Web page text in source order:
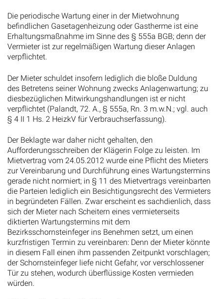
Die periodische Wartung einer in der Mietwohnung
befindlichen Gasetagenheizung oder Gastherme ist eine
Erhaltungsmaßnahme im Sinne des § 555a BGB; denn der
Vermieter ist zur regelmäßigen Wartung dieser Anlagen
verpflichtet.
Der Mieter schuldet insofern lediglich die bloße Duldung
des Betretens seiner Wohnung zwecks Anlagenwartung; zu
diesbezüglichen Mitwirkungshandlungen ist er nicht
verpflichtet (Palandt, 72. A., § 555a, Rn. 3 m.w.N.; vgl. auch
§ 4 II 1 Hs. 2 HeizkV für Verbrauchserfassung).
Der Beklagte war daher nicht gehalten, den
Aufforderungsschreiben der Klägerin Folge zu leisten. Im
Mietvertrag vom 24.05.2012 wurde eine Pflicht des Mieters
zur Vereinbarung und Durchführung eines Wartungstermins
gerade nicht normiert; in § 11 des Mietvertrags vereinbarten
die Parteien lediglich ein Besichtigungsrecht des Vermieters
in begründeten Fällen. Zwar erscheint es sachdienlich, dass
sich der Mieter nach Scheitern eines vermieterseits
diktierten Wartungstermins mit dem
Bezirksschornsteinfeger ins Benehmen setzt, um einen
kurzfristigen Termin zu vereinbaren: Denn der Mieter könnte
in diesem Fall einen ihm passenden Zeitpunkt vorschlagen;
der Schornsteinfeger liefe nicht Gefahr, vor verschlossener
Tür zu stehen, wodurch überflüssige Kosten vermieden
würden.